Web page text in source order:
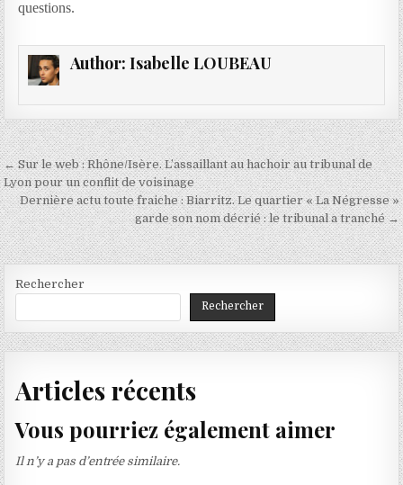
questions.
Author: Isabelle LOUBEAU
Navigation
de
l’article
← Sur le web : Rhône/Isère. L’assaillant au hachoir au tribunal de
Lyon pour un conflit de voisinage
Dernière actu toute fraiche : Biarritz. Le quartier « La Négresse »
garde son nom décrié : le tribunal a tranché →
Rechercher
Rechercher
Articles récents
Vous pourriez également aimer
Il n’y a pas d’entrée similaire.